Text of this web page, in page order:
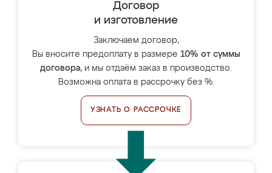
Договор
и изготовление
Заключаем договор,
Вы вносите предоплату в размере 10% от суммы
договора, и мы отдаём заказ в производство.
Возможна оплата в рассрочку без %.
УЗНАТЬ О РАССРОЧКЕ